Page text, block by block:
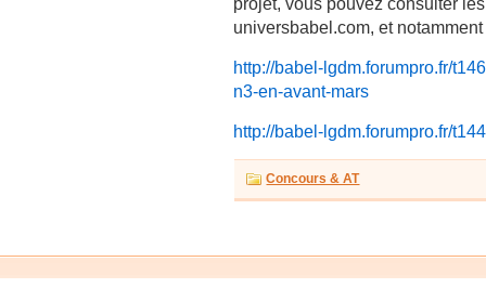
universbabel.com, et notamment
http://babel-lgdm.forumpro.fr/
n3-en-avant-mars
http://babel-lgdm.forumpro.fr/
Concours & AT